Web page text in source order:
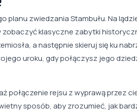
planu zwiedzania Stambułu. Na
klasyczne zabytki
a następnie skieruj się ku
uroku, gdy połączysz jego
połączenie rejsu z wyprawą przez
sposób, aby zrozumieć, jak